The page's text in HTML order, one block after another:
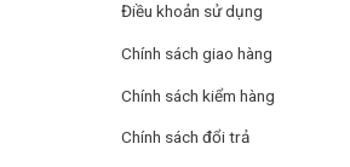
Điều khoản sử dụng
Chính sách giao hàng
Chính sách kiểm hàng
Chính sách đổi trả